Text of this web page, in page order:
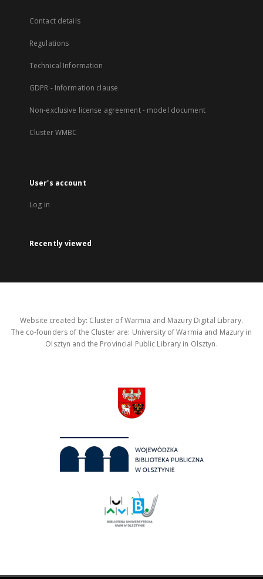
Contact details
Regulations
Technical Information
GDPR - Information clause
Non-exclusive license agreement - model document
Cluster WMBC
User's account
Log in
Recently viewed
Website created by: Cluster of Warmia and Mazury Digital Library.
The co-founders of the Cluster are: University of Warmia and Mazury in
Olsztyn and the Provincial Public Library in Olsztyn.